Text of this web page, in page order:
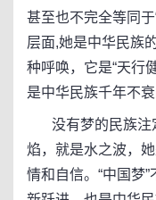
甚至也不完全等同
层面,她是中华民族
种呼唤，它是“天行
是中华民族千年不衰
没有梦的民族注
焰，就是水之波，
情和自信。“中国梦